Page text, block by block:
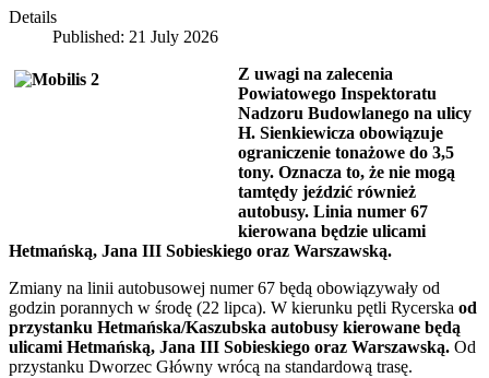
Details
Published: 21 July 2026
Z uwagi na zalecenia
Powiatowego Inspektoratu
Nadzoru Budowlanego na ulicy
H. Sienkiewicza obowiązuje
ograniczenie tonażowe do 3,5
tony. Oznacza to, że nie mogą
tamtędy jeździć również
autobusy. Linia numer 67
kierowana będzie ulicami
Hetmańską, Jana III Sobieskiego oraz Warszawską.
Zmiany na linii autobusowej numer 67 będą obowiązywały od
godzin porannych w środę (22 lipca). W kierunku pętli Rycerska od
przystanku Hetmańska/Kaszubska autobusy kierowane będą
ulicami Hetmańską, Jana III Sobieskiego oraz Warszawską. Od
przystanku Dworzec Główny wrócą na standardową trasę.